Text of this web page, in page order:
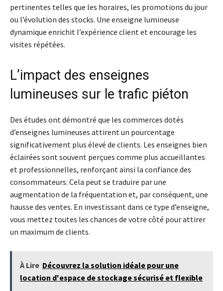
pertinentes telles que les horaires, les promotions du jour
ou l’évolution des stocks. Une enseigne lumineuse
dynamique enrichit l’expérience client et encourage les
visites répétées.
L’impact des enseignes
lumineuses sur le trafic piéton
Des études ont démontré que les commerces dotés
d’enseignes lumineuses attirent un pourcentage
significativement plus élevé de clients. Les enseignes bien
éclairées sont souvent perçues comme plus accueillantes
et professionnelles, renforçant ainsi la confiance des
consommateurs. Cela peut se traduire par une
augmentation de la fréquentation et, par conséquent, une
hausse des ventes. En investissant dans ce type d’enseigne,
vous mettez toutes les chances de votre côté pour attirer
un maximum de clients.
À Lire Découvrez la solution idéale pour une
location d'espace de stockage sécurisé et flexible